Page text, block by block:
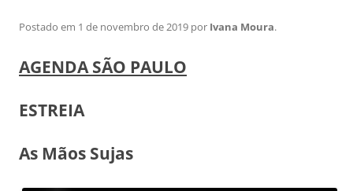
Postado em 1 de novembro de 2019 por Ivana Moura.
AGENDA SÃO PAULO
ESTREIA
As Mãos Sujas